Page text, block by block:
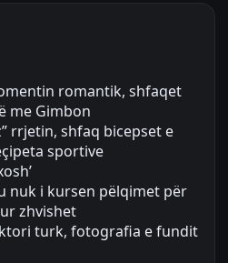
romantik, shfaqet
me Gimbon
rrjetin, shfaq bicepset e
sportive
nuk i kursen pëlqimet për
zhvishet
turk, fotografia e fundit